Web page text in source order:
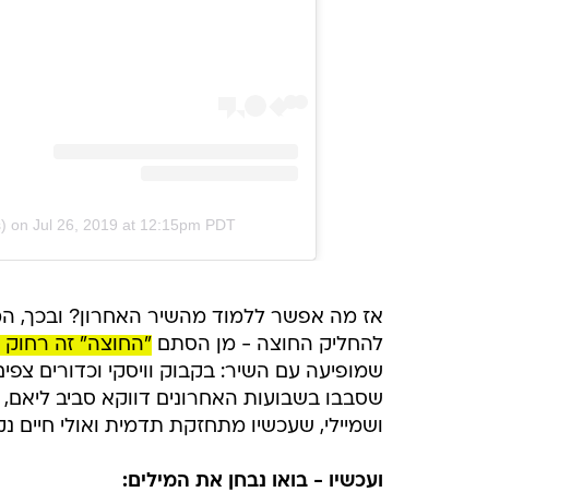
on Jul 26, 2019 at 12:15pm PDT
להחליק החוצה - מן הסתם "החוצה" זה רחוק
שמופיעה עם השיר: בקבוק וויסקי וכדורים
שסבבו בשבועות האחרונים דווקא סביב ליאם,
ושמיילי, שעכשיו מתחזקת תדמית ואולי חיים
ועכשיו - בואו נבחן את המילים: